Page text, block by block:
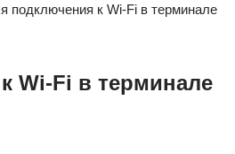
подключения к Wi-Fi в терминале
Wi-Fi в терминале